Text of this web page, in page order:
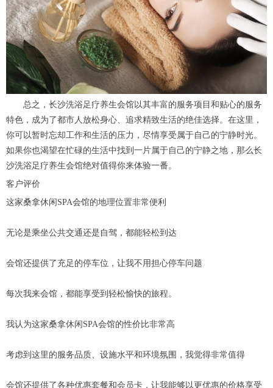
总之，长沙洗浴足疗养生会馆以其丰富的服务项目和贴心的服务
特色，成为了都市人放松身心、追求精致生活的绝佳选择。在这里，
你可以暂时忘却工作和生活的压力，尽情享受属于自己的宁静时光。
如果你也渴望在忙碌的生活中找到一片属于自己的宁静之地，那么长
沙洗浴足疗养生会馆绝对值得你来体验一番。
客户评价
这家桑拿休闲SPA会馆的地理位置非常便利
无论是乘坐公共交通还是自驾，都能轻松到达
会馆还提供了充足的停车位，让我不用担心停车问题
每次我来会馆，都能享受到轻松愉快的旅程。
我认为这家桑拿休闲SPA会馆的性价比非常高
考虑到这里的服务品质、设施水平和环境氛围，我觉得非常值得
会馆还提供了各种优惠套餐和会员卡，让我能够以更优惠的价格享受